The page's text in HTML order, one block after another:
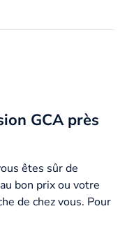
GCA près
êtes sûr de
bon prix ou votre
de chez vous. Pour